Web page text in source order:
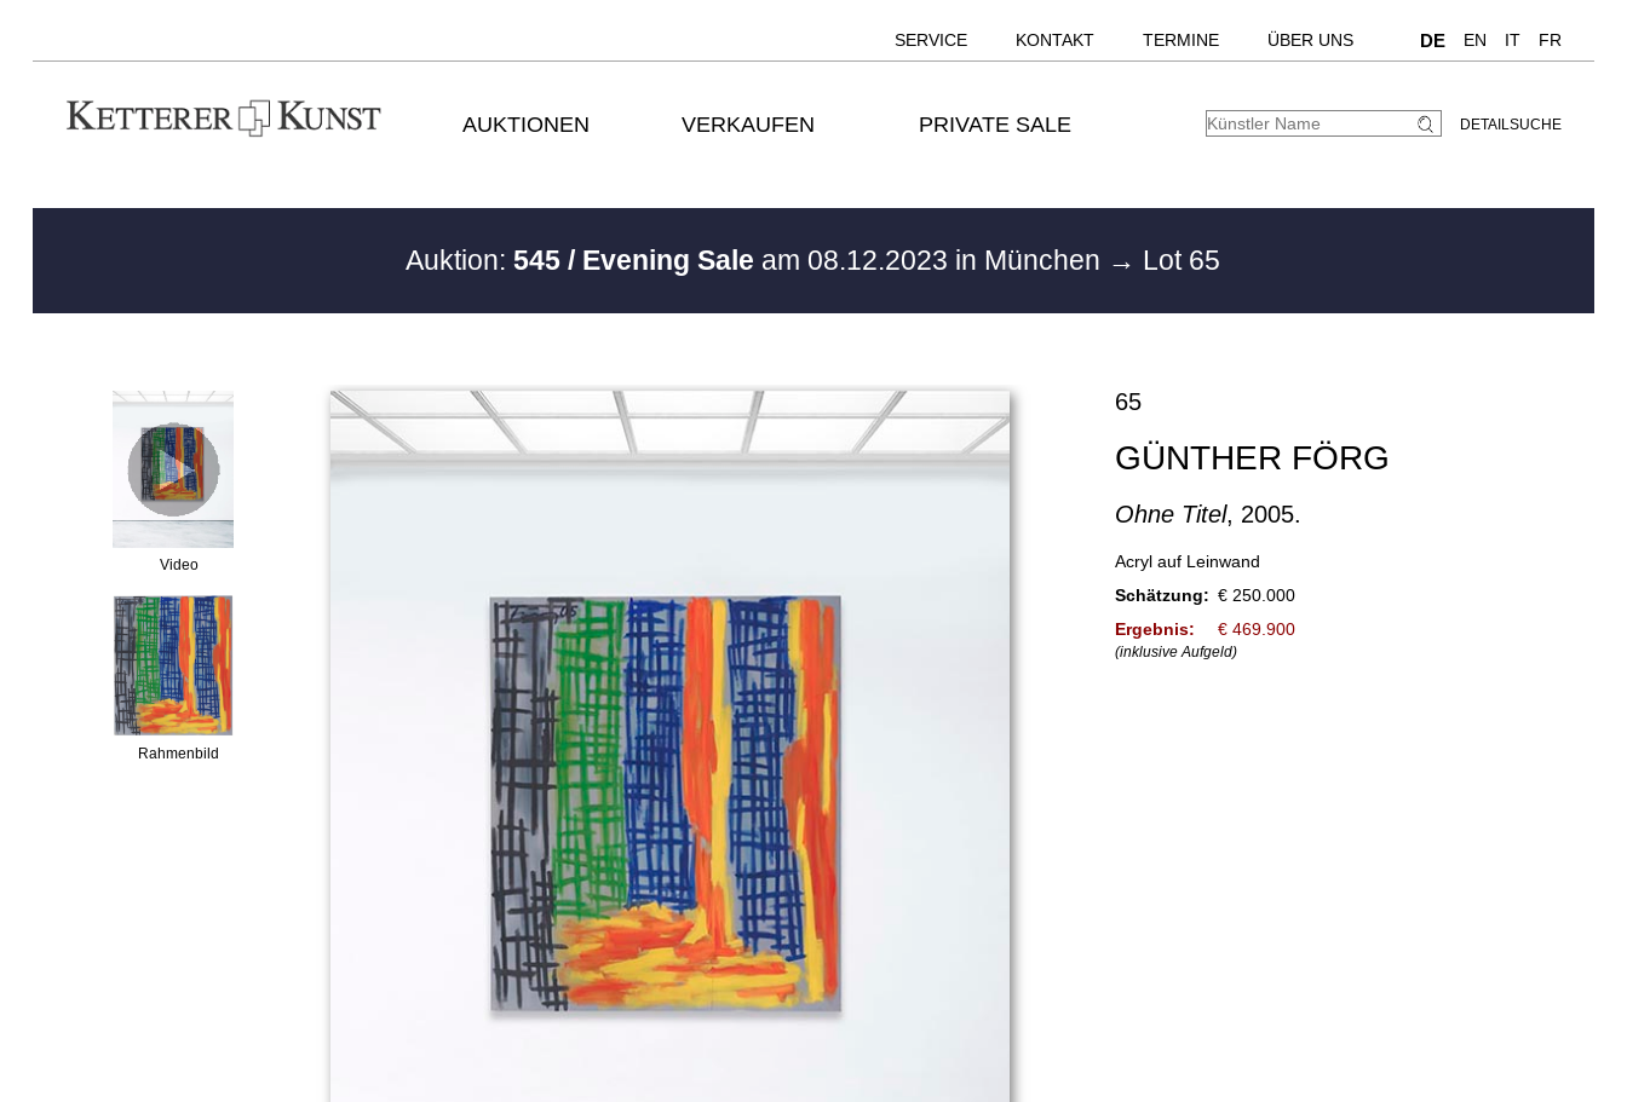
SERVICE KONTAKT TERMINE ÜBER UNS DE EN IT FR
AUKTIONEN VERKAUFEN PRIVATE SALE DETAILSUCHE
Auktion:545 / Evening Sale am 08.12.2023 in München → Lot 65
Video
Rahmenbild
65
GÜNTHER FÖRG
Ohne Titel, 2005.
Acryl auf Leinwand
Schätzung: € 250.000
Ergebnis:
€ 469.900
(inklusive Aufgeld)